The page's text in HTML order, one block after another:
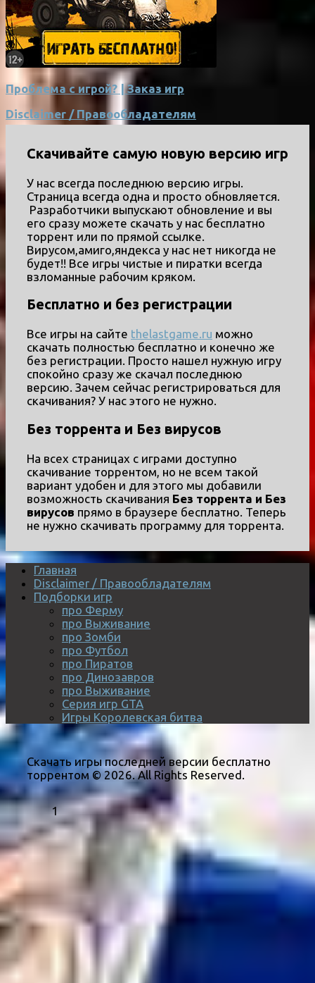
Проблема с игрой? | Заказ игр
Disclaimer / Правообладателям
Скачивайте самую новую версию игр
У нас всегда последнюю версию игры.
Страница всегда одна и просто обновляется.
Разработчики выпускают обновление и вы
его сразу можете скачать у нас бесплатно
торрент или по прямой ссылке.
Вирусом,амиго,яндекса у нас нет никогда не
будет!! Все игры чистые и пиратки всегда
взломанные рабочим кряком.
Бесплатно и без регистрации
Все игры на сайте thelastgame.ru можно
скачать полностью бесплатно и конечно же
без регистрации. Просто нашел нужную игру
спокойно сразу же скачал последнюю
версию. Зачем сейчас регистрироваться для
скачивания? У нас этого не нужно.
Без торрента и Без вирусов
На всех страницах с играми доступно
скачивание торрентом, но не всем такой
вариант удобен и для этого мы добавили
возможность скачивания Без торрента и Без
вирусов прямо в браузере бесплатно. Теперь
не нужно скачивать программу для торрента.
Главная
Disclaimer / Правообладателям
Подборки игр
про Ферму
про Выживание
про Зомби
про Футбол
про Пиратов
про Динозавров
про Выживание
Серия игр GTA
Игры Королевская битва
Скачать игры последней версии бесплатно
торрентом © 2026. All Rights Reserved.
1